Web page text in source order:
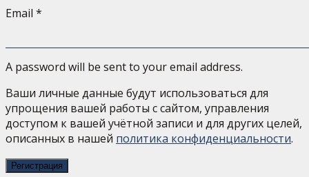
Email *
A password will be sent to your email address.
Ваши личные данные будут использоваться для
упрощения вашей работы с сайтом, управления
доступом к вашей учётной записи и для других целей,
описанных в нашей политика конфиденциальности.
Регистрация